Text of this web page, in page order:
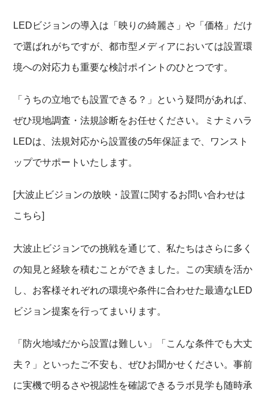
LEDビジョンの導入は「映りの綺麗さ」や「価格」だけ
で選ばれがちですが、都市型メディアにおいては設置環
境への対応力も重要な検討ポイントのひとつです。
「うちの立地でも設置できる？」という疑問があれば、
ぜひ現地調査・法規診断をお任せください。ミナミハラ
LEDは、法規対応から設置後の5年保証まで、ワンスト
ップでサポートいたします。
[大波止ビジョンの放映・設置に関するお問い合わせは
こちら]
大波止ビジョンでの挑戦を通じて、私たちはさらに多く
の知見と経験を積むことができました。この実績を活か
し、お客様それぞれの環境や条件に合わせた最適なLED
ビジョン提案を行ってまいります。
「防火地域だから設置は難しい」「こんな条件でも大丈
夫？」といったご不安も、ぜひお聞かせください。事前
に実機で明るさや視認性を確認できるラボ見学も随時承